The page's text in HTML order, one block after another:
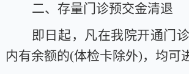
二、存量门诊预交金清退
即日起，凡在我院开通门
内有余额的(体检卡除外)，均可